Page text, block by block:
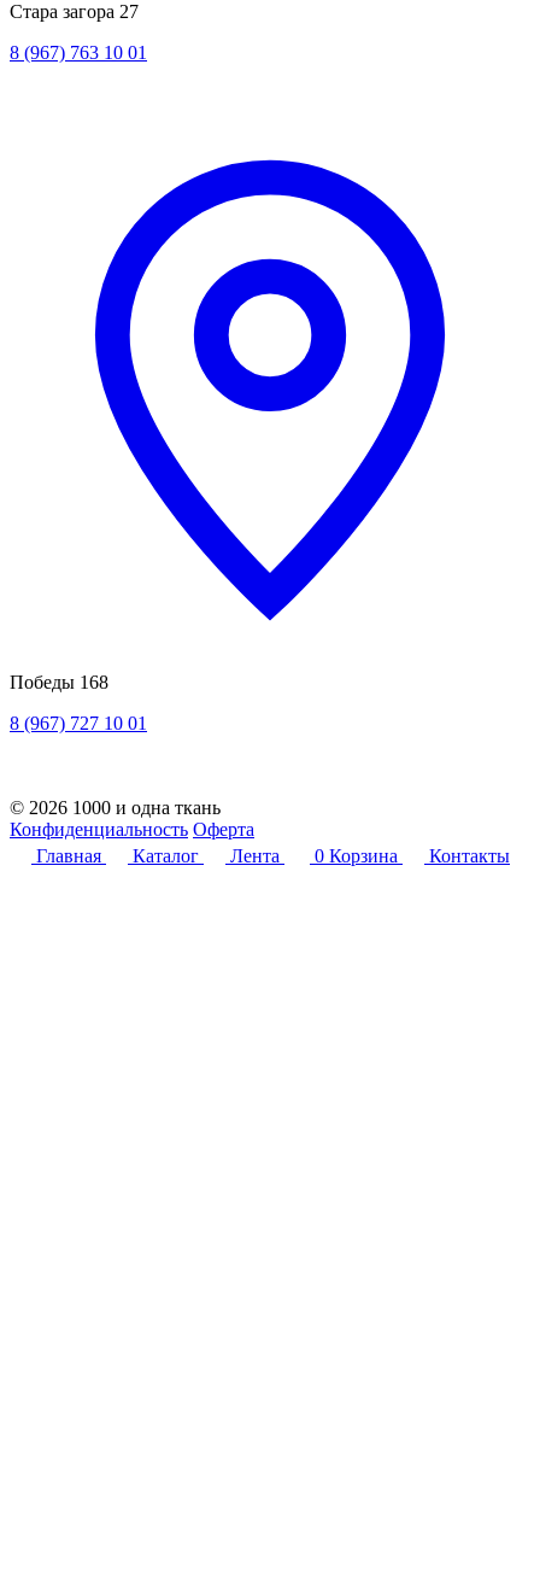
Стара загора 27
8 (967) 763 10 01
Победы 168
8 (967) 727 10 01
© 2026 1000 и одна ткань
Конфиденциальность Оферта
Главная
Каталог Лента 0 Корзина Контакты